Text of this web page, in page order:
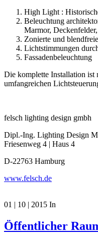
High Light :
Beleuchtung
Marmor,
Zonierte und
Lichtstimmungen
Fassadenbeleuchtung
Die komplette Installation
umfangreichen
felsch lighting design gmbh
Dipl.-Ing. Lighting Design
Friesenweg 4 | Haus 4
D-22763 Hamburg
www.felsch.de
01 | 10 | 2015 In
Öffentlicher